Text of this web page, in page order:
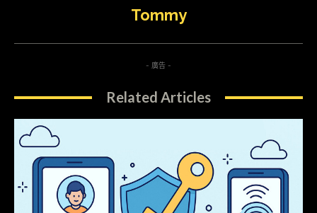
Tommy
- 廣告 -
Related Articles